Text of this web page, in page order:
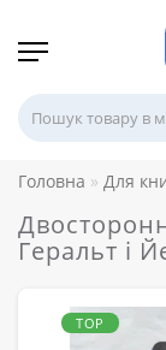
Головна Для
Геральт і
TOP